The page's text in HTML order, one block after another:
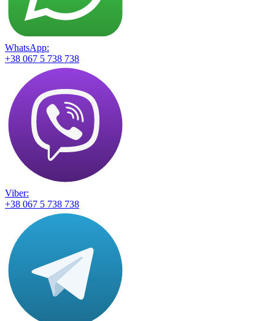
WhatsApp:
+38 067 5 738 738
Viber:
+38 067 5 738 738